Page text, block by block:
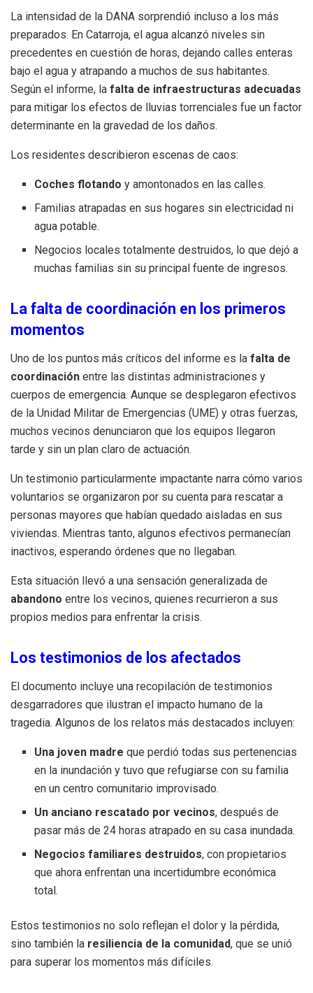
La intensidad de la DANA sorprendió incluso a los más
preparados. En Catarroja, el agua alcanzó niveles sin
precedentes en cuestión de horas, dejando calles enteras
bajo el agua y atrapando a muchos de sus habitantes.
Según el informe, la falta de infraestructuras adecuadas
para mitigar los efectos de lluvias torrenciales fue un factor
determinante en la gravedad de los daños.
Los residentes describieron escenas de caos:
Coches flotando y amontonados en las calles.
Familias atrapadas en sus hogares sin electricidad ni
agua potable.
Negocios locales totalmente destruidos, lo que dejó a
muchas familias sin su principal fuente de ingresos.
La falta de coordinación en los primeros
momentos
Uno de los puntos más críticos del informe es la falta de
coordinación entre las distintas administraciones y
cuerpos de emergencia. Aunque se desplegaron efectivos
de la Unidad Militar de Emergencias (UME) y otras fuerzas,
muchos vecinos denunciaron que los equipos llegaron
tarde y sin un plan claro de actuación.
Un testimonio particularmente impactante narra cómo varios
voluntarios se organizaron por su cuenta para rescatar a
personas mayores que habían quedado aisladas en sus
viviendas. Mientras tanto, algunos efectivos permanecían
inactivos, esperando órdenes que no llegaban.
Esta situación llevó a una sensación generalizada de
abandono entre los vecinos, quienes recurrieron a sus
propios medios para enfrentar la crisis.
Los testimonios de los afectados
El documento incluye una recopilación de testimonios
desgarradores que ilustran el impacto humano de la
tragedia. Algunos de los relatos más destacados incluyen:
Una joven madre que perdió todas sus pertenencias
en la inundación y tuvo que refugiarse con su familia
en un centro comunitario improvisado.
Un anciano rescatado por vecinos, después de
pasar más de 24 horas atrapado en su casa inundada.
Negocios familiares destruidos, con propietarios
que ahora enfrentan una incertidumbre económica
total.
Estos testimonios no solo reflejan el dolor y la pérdida,
sino también la resiliencia de la comunidad, que se unió
para superar los momentos más difíciles.